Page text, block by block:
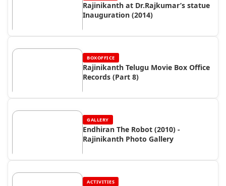
Rajinikanth at Dr.Rajkumar’s statue
Inauguration (2014)
BOXOFFICE
Rajinikanth Telugu Movie Box Office
Records (Part 8)
GALLERY
Endhiran The Robot (2010) -
Rajinikanth Photo Gallery
ACTIVITIES